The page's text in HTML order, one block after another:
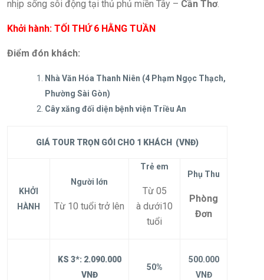
nhịp sống sôi động tại thủ phủ miền Tây – Cần Thơ.
Khởi hành: TỐI THỨ 6 HẰNG TUẦN
Điểm đón khách:
Nhà Văn Hóa Thanh Niên (4 Phạm Ngọc Thạch,
Phường Sài Gòn)
Cây xăng đối diện bệnh viện Triều An
GIÁ TOUR TRỌN GÓI CHO 1 KHÁCH (VNĐ)
KHỞI
HÀNH
Người lớn
Từ 10 tuổi trở lên
Trẻ em
Từ 05
à dưới10
tuổi
Phụ Thu
Phòng
Đơn
KS 3*: 2.090.000
VNĐ
50%
500.000
VNĐ